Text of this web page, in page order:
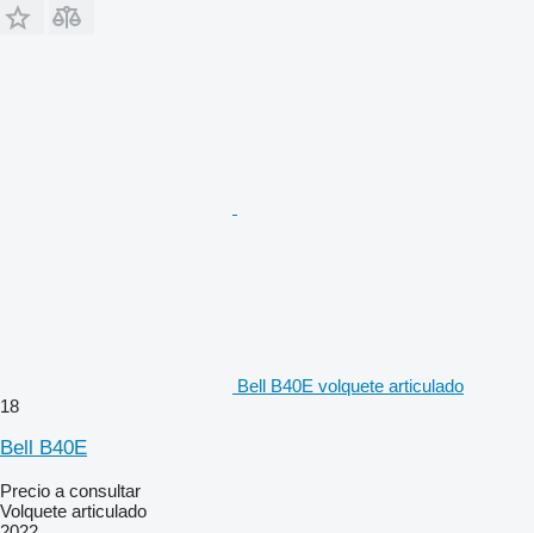
Bell B40E volquete articulado
18
Bell B40E
Precio a consultar
Volquete articulado